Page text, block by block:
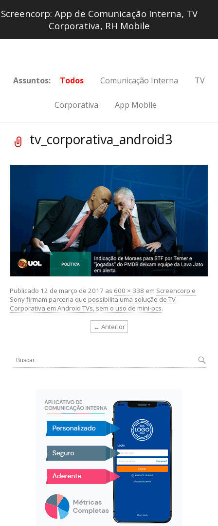
Screencorp: App de Comunicação Interna, TV
Corporativa, RH Mobile
Assuntos: Todos Comunicação Interna TV
Corporativa App Mobile
tv_corporativa_android3
Publicado 12 de março de 2017 as 600 × 338 em Screencorp e
Sony firmam parceria que possibilita uma solução de TV
Corporativa em Android TVs, sem o uso de mini-pcs.
← Anterior